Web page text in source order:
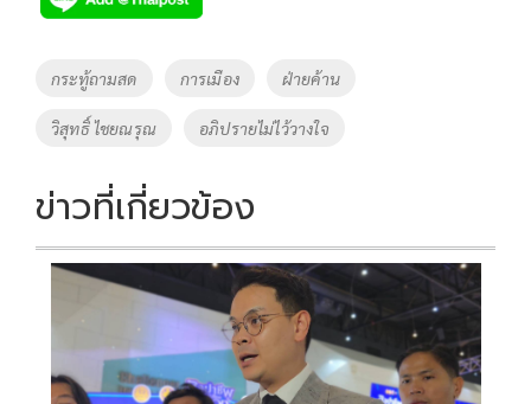
b
o
o
k
er y
Li
Tags
กระทู้ถามสด การเมือง ฝ่ายค้าน
วิสุทธิ์ ไชยณรุณ อภิปรายไม่ไว้วางใจ
ข่าวที่เกี่ยวข้อง